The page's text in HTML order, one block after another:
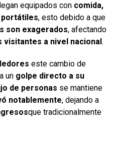
equipados con comida,
portátiles, esto debido a que
son exagerados, afectando
a nivel nacional .
este cambio de
un golpe directo a su
de personas se mantiene
notablemente, dejando a
que tradicionalmente